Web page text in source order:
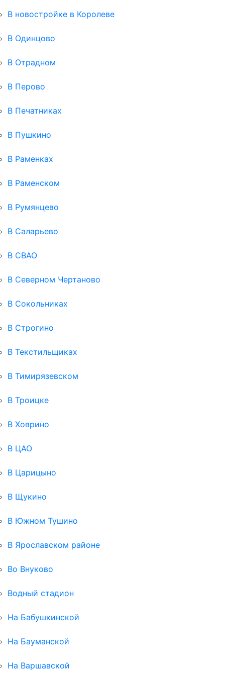
В новостройке в Королеве
В Одинцово
В Отрадном
В Перово
В Печатниках
В Пушкино
В Раменках
В Раменском
В Румянцево
В Саларьево
В СВАО
В Северном Чертаново
В Сокольниках
В Строгино
В Текстильщиках
В Тимирязевском
В Троицке
В Ховрино
В ЦАО
В Царицыно
В Щукино
В Южном Тушино
В Ярославском районе
Во Внуково
Водный стадион
На Бабушкинской
На Бауманской
На Варшавской